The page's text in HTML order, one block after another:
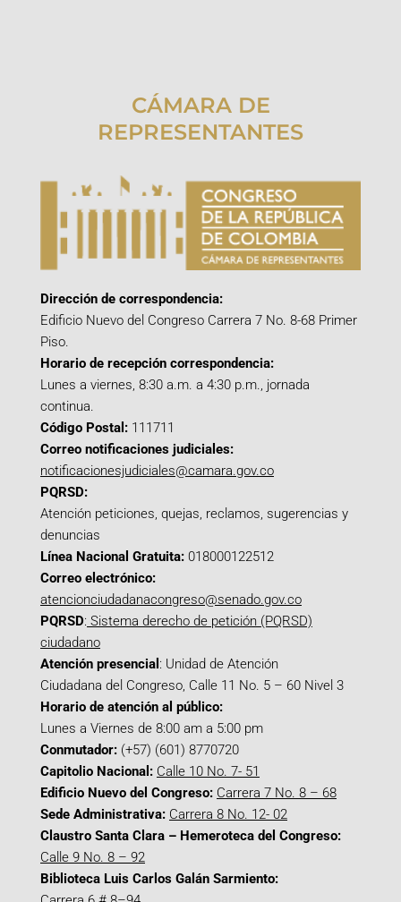
CÁMARA DE
REPRESENTANTES
Dirección de correspondencia:
Edificio Nuevo del Congreso Carrera 7 No. 8-68 Primer
Piso.
Horario de recepción correspondencia:
Lunes a viernes, 8:30 a.m. a 4:30 p.m., jornada
continua.
Código Postal: 111711
Correo notificaciones judiciales:
notificacionesjudiciales@camara.gov.co
PQRSD:
Atención peticiones, quejas, reclamos, sugerencias y
denuncias
Línea Nacional Gratuita: 018000122512
Correo electrónico:
atencionciudadanacongreso@senado.gov.co
PQRSD: Sistema derecho de petición (PQRSD)
ciudadano
Atención presencial : Unidad de Atención
Ciudadana del Congreso, Calle 11 No. 5 – 60 Nivel 3
Horario de atención al público:
Lunes a Viernes de 8:00 am a 5:00 pm
Conmutador: (+57) (601) 8770720
Capitolio Nacional: Calle 10 No. 7- 51
Edificio Nuevo del Congreso: Carrera 7 No. 8 – 68
Sede Administrativa: Carrera 8 No. 12- 02
Claustro Santa Clara – Hemeroteca del Congreso:
Calle 9 No. 8 – 92
Biblioteca Luis Carlos Galán Sarmiento: